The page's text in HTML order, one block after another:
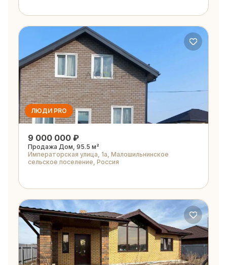
ЛЮДИ PRO
9 000 000 ₽
Продажа Дом, 95.5 м²
Императорская улица, 1а, Малошильнинское
сельское поселение, Россия